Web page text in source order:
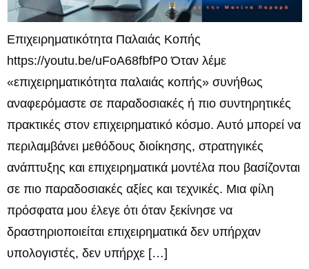
Επιχειρηματικότητα Παλαιάς Κοπής
https://youtu.be/uFoA68fbfP0 Όταν λέμε
«επιχειρηματικότητα παλαιάς κοπής» συνήθως
αναφερόμαστε σε παραδοσιακές ή πιο συντηρητικές
πρακτικές στον επιχειρηματικό κόσμο. Αυτό μπορεί να
περιλαμβάνει μεθόδους διοίκησης, στρατηγικές
ανάπτυξης και επιχειρηματικά μοντέλα που βασίζονται
σε πιο παραδοσιακές αξίες και τεχνικές. Μια φίλη
πρόσφατα μου έλεγε ότι όταν ξεκίνησε να
δραστηριοποιείται επιχειρηματικά δεν υπήρχαν
υπολογιστές, δεν υπήρχε […]